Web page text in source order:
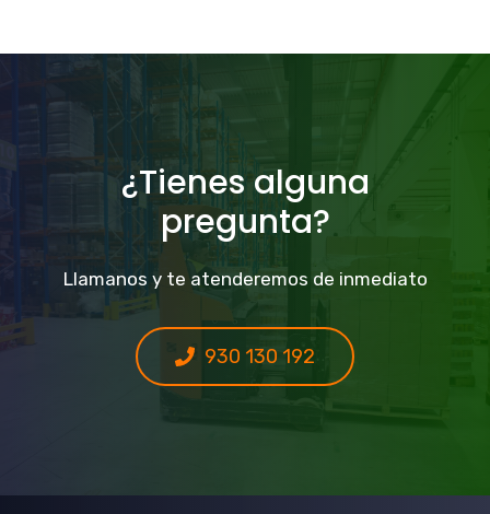
¿Tienes alguna
pregunta?
Llamanos y te atenderemos de inmediato
930 130 192